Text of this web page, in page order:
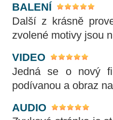
BALENÍ
Další z krásně
zvolené motivy jsou
VIDEO
Jedná se o nový
podívanou a obraz
AUDIO